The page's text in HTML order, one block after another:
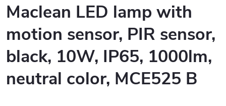
Maclean LED lamp with
motion sensor, PIR sensor,
black, 10W, IP65, 1000lm,
neutral color, MCE525 B